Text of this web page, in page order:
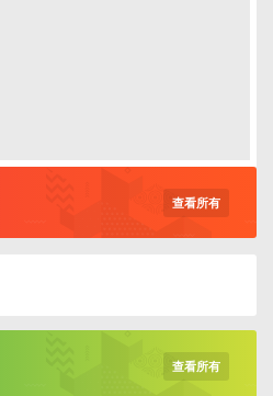
查看所有
查看所有